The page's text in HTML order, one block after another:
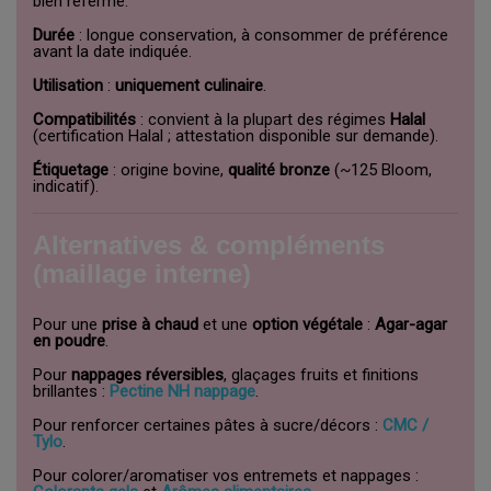
Durée : longue conservation, à consommer de préférence
avant la date indiquée.
Utilisation : uniquement culinaire.
Compatibilités : convient à la plupart des régimes Halal
(certification Halal ; attestation disponible sur demande).
Étiquetage : origine bovine, qualité bronze (~125 Bloom,
indicatif).
Pour une prise à chaud et une option végétale : Agar-agar
en poudre.
Pour nappages réversibles, glaçages fruits et finitions
brillantes : Pectine NH nappage.
Pour renforcer certaines pâtes à sucre/décors : CMC /
Tylo.
Pour colorer/aromatiser vos entremets et nappages :